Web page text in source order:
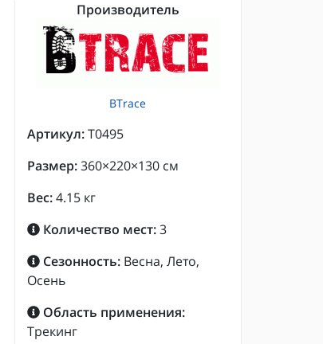
Производитель
BTrace
Артикул:T0495
Размер:360×220×130 см
Вес:4.15 кг
Количество мест:3
Сезонность: Весна, Лето,
Осень
Область применения:
Трекинг